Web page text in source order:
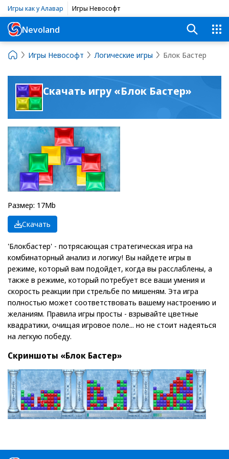
Игры как у Алавар Игры Невософт
Nevoland
Игры Невософт Логические игры Блок Бастер
Скачать игру «Блок Бастер»
Размер: 17Mb
Скачать
'Блокбастер' - потрясающая стратегическая игра на
комбинаторный анализ и логику! Вы найдете игры в
режиме, который вам подойдет, когда вы расслаблены, а
также в режиме, который потребует все ваши умения и
скорость реакции при стрельбе по мишеням. Эта игра
полностью может соответствовать вашему настроению и
желаниям. Правила игры просты - взрывайте цветные
квадратики, очищая игровое поле... но не стоит надеяться
на легкую победу.
Скриншоты «Блок Бастер»